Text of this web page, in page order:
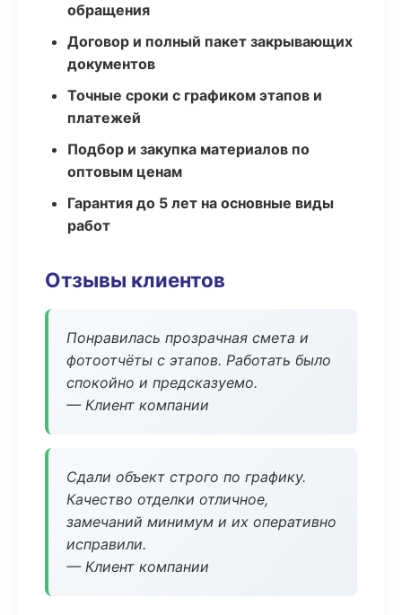
обращения
Договор и полный пакет закрывающих
документов
Точные сроки с графиком этапов и
платежей
Подбор и закупка материалов по
оптовым ценам
Гарантия до 5 лет на основные виды
работ
Отзывы клиентов
Понравилась прозрачная смета и
фотоотчёты с этапов. Работать было
спокойно и предсказуемо.
— Клиент компании
Сдали объект строго по графику.
Качество отделки отличное,
замечаний минимум и их оперативно
исправили.
— Клиент компании